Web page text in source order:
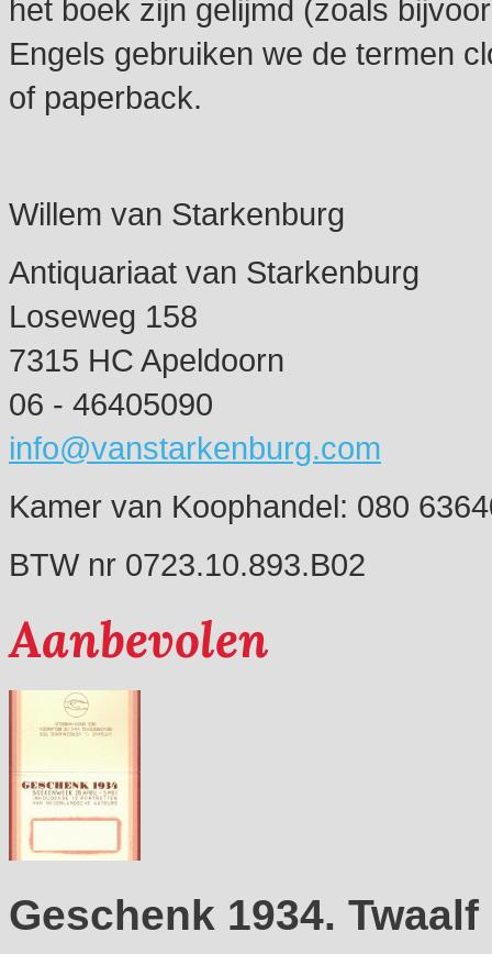
het boek zijn gelijmd (zoals
Engels gebruiken we de termen
of paperback.
Willem van Starkenburg
Antiquariaat van Starkenburg
Loseweg 158
7315 HC Apeldoorn
06 - 46405090
info@vanstarkenburg.com
Kamer van Koophandel: 080
BTW nr 0723.10.893.B02
Aanbevolen
Geschenk 1934.